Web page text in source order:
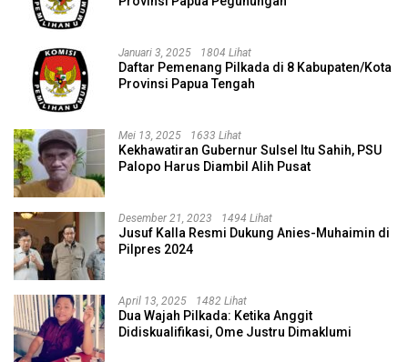
Januari 3, 2025 1804 Lihat
Daftar Pemenang Pilkada di 8 Kabupaten/Kota
Provinsi Papua Tengah
Mei 13, 2025 1633 Lihat
Kekhawatiran Gubernur Sulsel Itu Sahih, PSU
Palopo Harus Diambil Alih Pusat
Desember 21, 2023 1494 Lihat
Jusuf Kalla Resmi Dukung Anies-Muhaimin di
Pilpres 2024
April 13, 2025 1482 Lihat
Dua Wajah Pilkada: Ketika Anggit
Didiskualifikasi, Ome Justru Dimaklumi